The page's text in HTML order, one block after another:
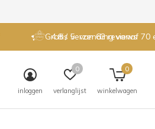
inloggen verlanglijst
0
winkelwagen
0
Gratis verzending vanaf 70
4.8 / 5 van 63 reviews